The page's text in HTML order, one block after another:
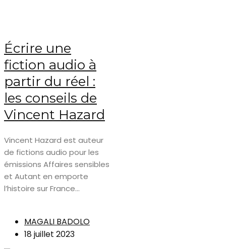
Écrire une
fiction audio à
partir du réel :
les conseils de
Vincent Hazard
Vincent Hazard est auteur
de fictions audio pour les
émissions Affaires sensibles
et Autant en emporte
l’histoire sur France...
MAGALI BADOLO
18 juillet 2023